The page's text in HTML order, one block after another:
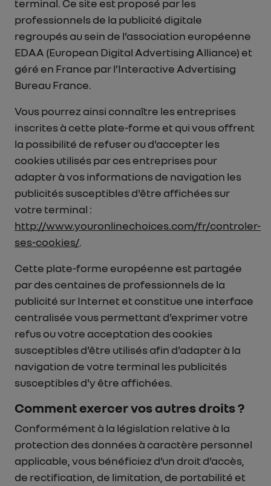
terminal. Ce site est proposé par les
professionnels de la publicité digitale
regroupés au sein de l’association européenne
EDAA (European Digital Advertising Alliance) et
géré en France par l’Interactive Advertising
Bureau France.
Vous pourrez ainsi connaître les entreprises
inscrites à cette plate-forme et qui vous offrent
la possibilité de refuser ou d'accepter les
cookies utilisés par ces entreprises pour
adapter à vos informations de navigation les
publicités susceptibles d'être affichées sur
votre terminal :
http://www.youronlinechoices.com/fr/controler-
ses-cookies/.
Cette plate-forme européenne est partagée
par des centaines de professionnels de la
publicité sur Internet et constitue une interface
centralisée vous permettant d'exprimer votre
refus ou votre acceptation des cookies
susceptibles d'être utilisés afin d'adapter à la
navigation de votre terminal les publicités
susceptibles d'y être affichées.
Comment exercer vos autres droits ?
Conformément à la législation relative à la
protection des données à caractère personnel
applicable, vous bénéficiez d’un droit d’accès,
de rectification, de limitation, de portabilité et